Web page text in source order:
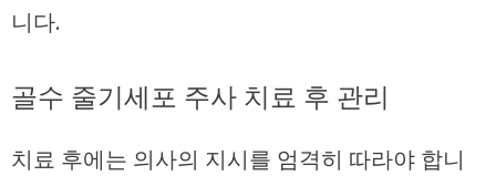
니다.
골수 줄기세포 주사 치료 후 관리
치료 후에는 의사의 지시를 엄격히 따라야 합니